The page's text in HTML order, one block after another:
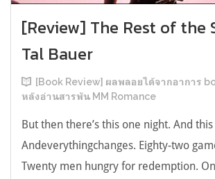
[Review] The Rest of the
Tal Bauer
[Book Review] ผลพลอยได้จากอาการ
หลังอ่านสารพัน MM Romance
But then there’s this one night. And
Andeverythingchanges. Eighty-two
Twenty men hungry for redemption.